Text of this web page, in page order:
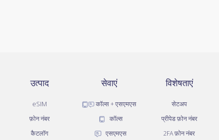
उत्पाद
eSIM
फ़ोन नंबर
कैटलॉग
सेवाएं
कॉल्स + एसएमएस
कॉल्स
एसएमएस
विशेषताएं
सेटअप
प्रीपेड फ़ोन नंबर
2FA फ़ोन नंबर